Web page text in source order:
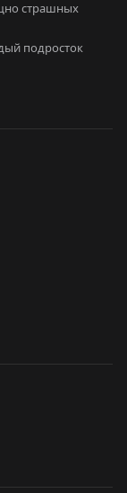
страшных
подросток